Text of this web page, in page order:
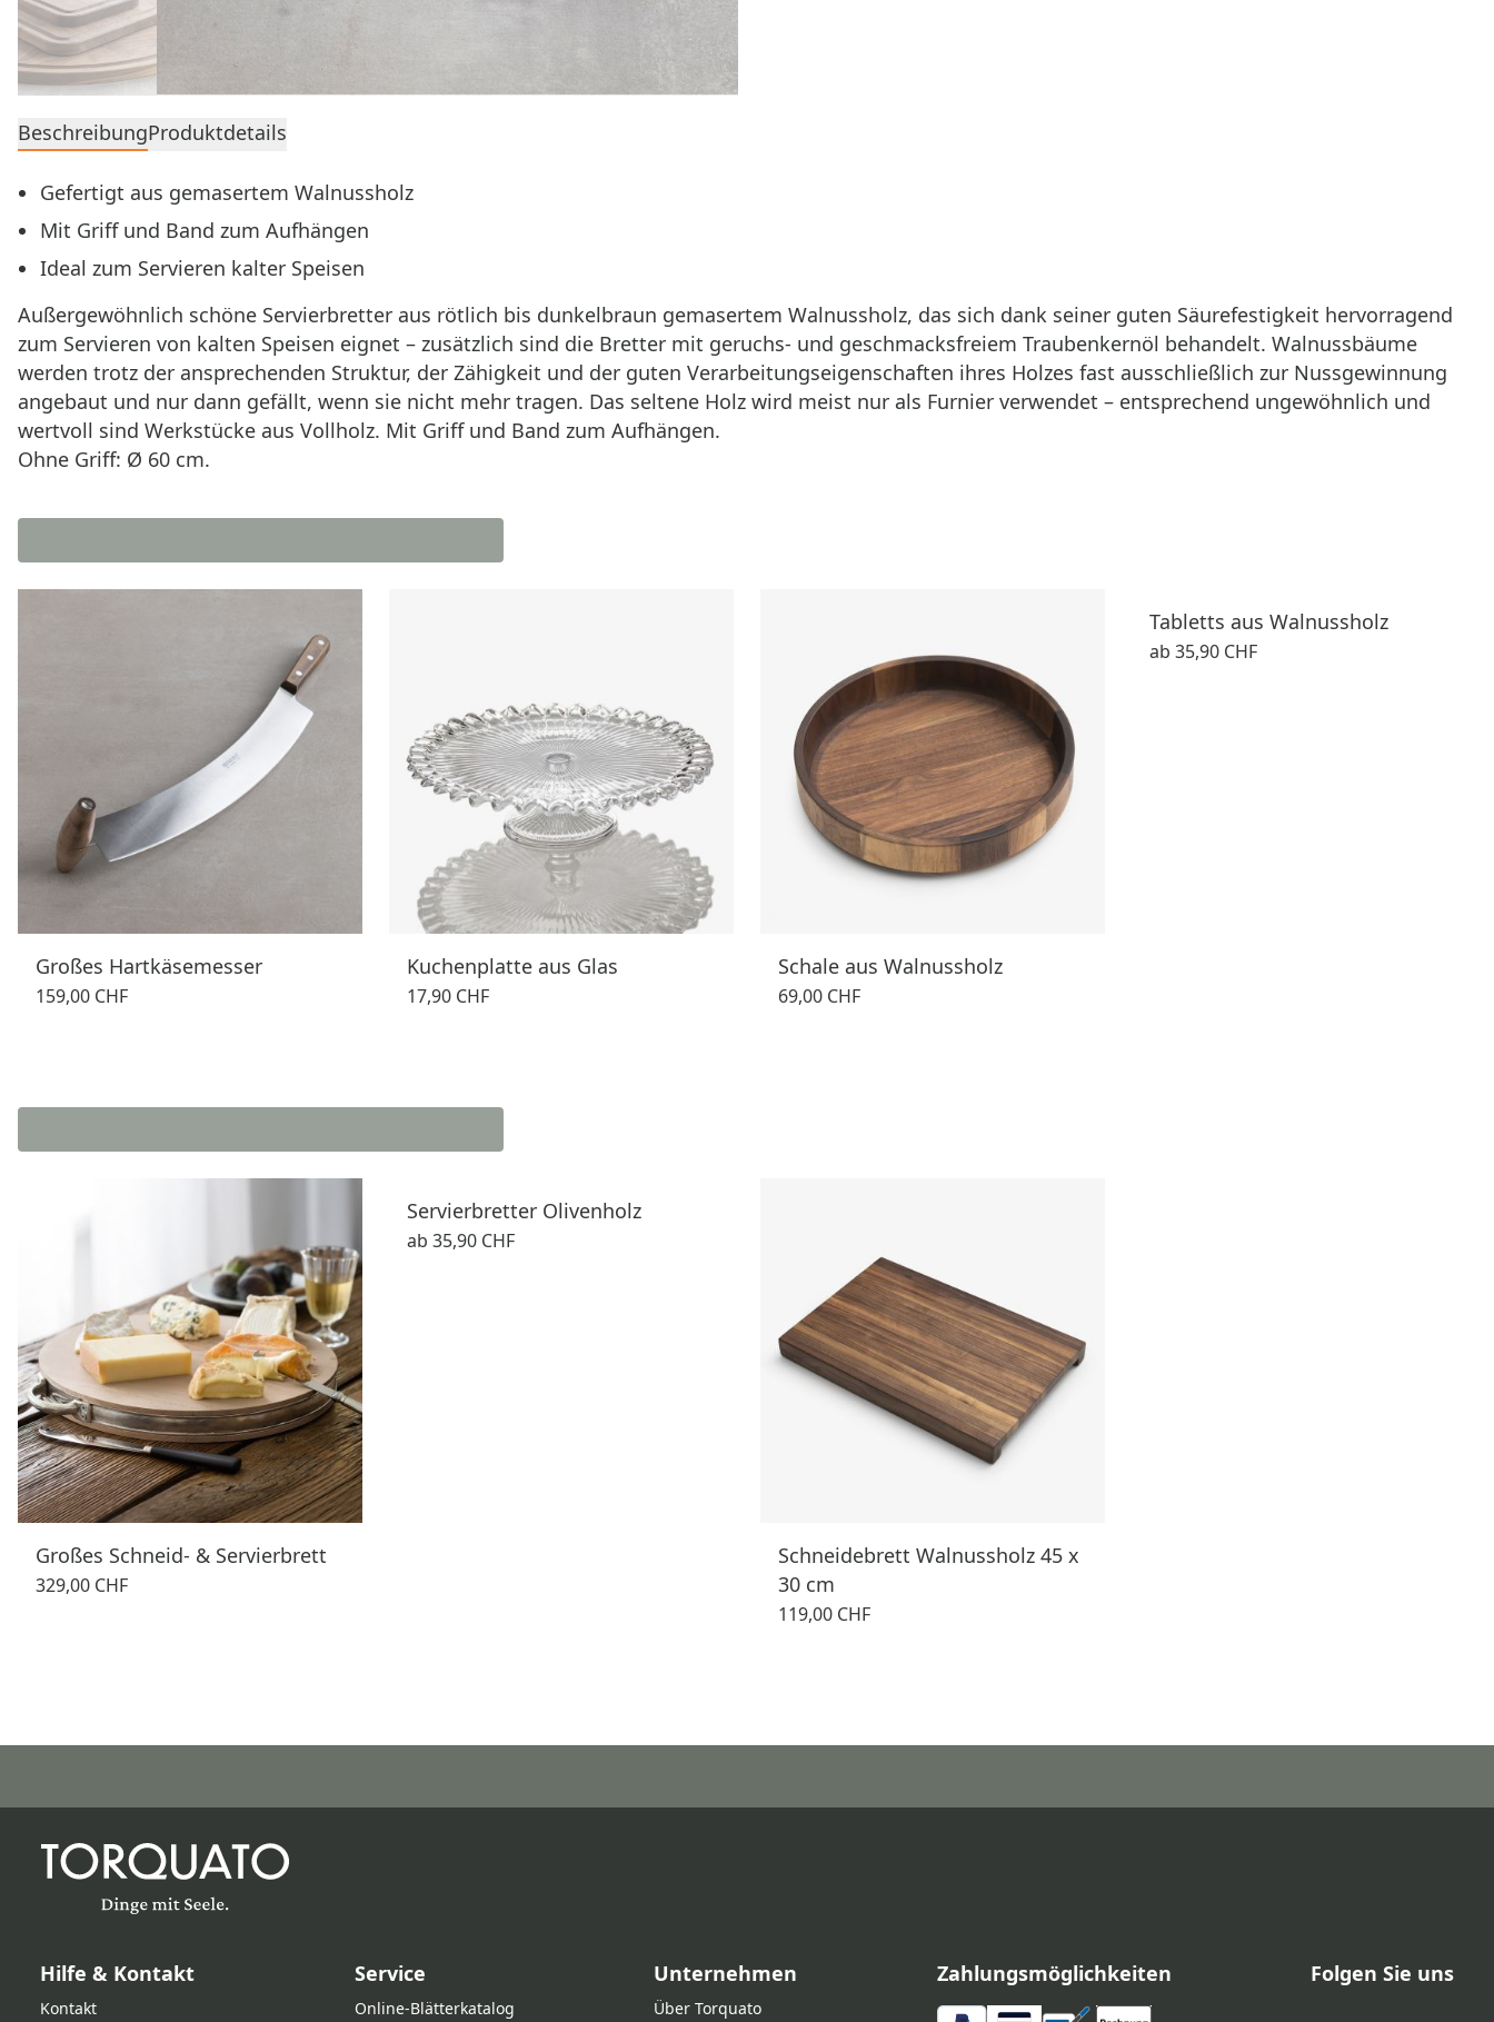
BeschreibungProduktdetails
Gefertigt aus gemasertem Walnussholz
Mit Griff und Band zum Aufhängen
Ideal zum Servieren kalter Speisen
Außergewöhnlich schöne Servierbretter aus rötlich bis dunkelbraun gemasertem Walnussholz, das sich dank seiner guten Säurefestigkeit hervorragend
zum Servieren von kalten Speisen eignet – zusätzlich sind die Bretter mit geruchs- und geschmacksfreiem Traubenkernöl behandelt. Walnussbäume
werden trotz der ansprechenden Struktur, der Zähigkeit und der guten Verarbeitungseigenschaften ihres Holzes fast ausschließlich zur Nussgewinnung
angebaut und nur dann gefällt, wenn sie nicht mehr tragen. Das seltene Holz wird meist nur als Furnier verwendet – entsprechend ungewöhnlich und
wertvoll sind Werkstücke aus Vollholz. Mit Griff und Band zum Aufhängen.
Ohne Griff: Ø 60 cm.
Großes Hartkäsemesser
159,00 CHF
Kuchenplatte aus Glas
17,90 CHF
Schale aus Walnussholz
69,00 CHF
Tabletts aus Walnussholz
ab 35,90 CHF
Großes Schneid- & Servierbrett
329,00 CHF
Servierbretter Olivenholz
ab 35,90 CHF
Schneidebrett Walnussholz 45 x
30 cm
119,00 CHF
Hilfe & Kontakt
Kontakt
Service
Online‑Blätterkatalog
Unternehmen
Über Torquato
Zahlungsmöglichkeiten Folgen Sie uns